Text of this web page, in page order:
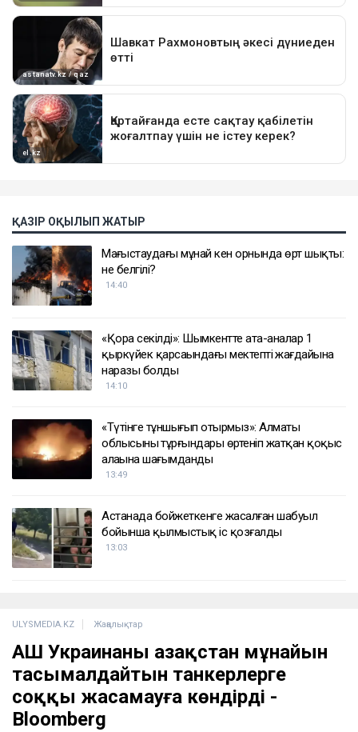
ҚАЗІР ОҚЫЛЫП ЖАТЫР
Маңғыстаудағы мұнай кен орнында өрт шықты:
не белгілі?
14:40
«Қора секілді»: Шымкентте ата-аналар 1
қыркүйек қарсаңындағы мектептің жағдайына
наразы болды
14:10
«Түтінге тұншығып отырмыз»: Алматы
облысының тұрғындары өртеніп жатқан қоқыс
алаңына шағымданды
13:49
Астанада бойжеткенге жасалған шабуыл
бойынша қылмыстық іс қозғалды
13:03
ULYSMEDIA.KZ Жаңалықтар
АҚШ Украинаны Қазақстан мұнайын
тасымалдайтын танкерлерге
соққы жасамауға көндірді -
Bloomberg